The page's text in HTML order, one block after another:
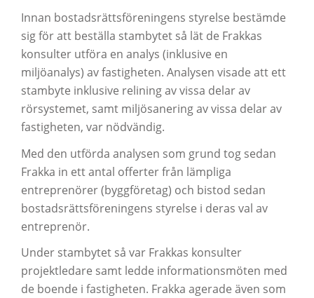
Innan bostadsrättsföreningens styrelse bestämde
sig för att beställa stambytet så lät de Frakkas
konsulter utföra en analys (inklusive en
miljöanalys) av fastigheten. Analysen visade att ett
stambyte inklusive relining av vissa delar av
rörsystemet, samt miljösanering av vissa delar av
fastigheten, var nödvändig.
Med den utförda analysen som grund tog sedan
Frakka in ett antal offerter från lämpliga
entreprenörer (byggföretag) och bistod sedan
bostadsrättsföreningens styrelse i deras val av
entreprenör.
Under stambytet så var Frakkas konsulter
projektledare samt ledde informationsmöten med
de boende i fastigheten. Frakka agerade även som